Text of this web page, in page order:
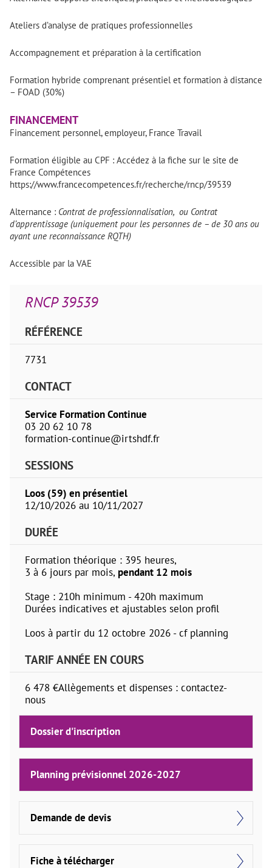
Ateliers d’analyse de pratiques professionnelles
Accompagnement et préparation à la certification
Formation hybride comprenant présentiel et formation à distance
– FOAD (30%)
FINANCEMENT
Financement personnel, employeur, France Travail
Formation éligible au CPF : Accédez à la fiche sur le site de
France Compétences
https://www.francecompetences.fr/recherche/rncp/39539
Alternance : Contrat de professionnalisation, ou Contrat
d’apprentissage (uniquement pour les personnes de – de 30 ans ou
ayant une reconnaissance RQTH)
Accessible par la VAE
RNCP 39539
RÉFÉRENCE
7731
CONTACT
Service Formation Continue
03 20 62 10 78
formation-continue@irtshdf.fr
SESSIONS
Loos (59) en présentiel
12/10/2026 au 10/11/2027
DURÉE
Formation théorique : 395 heures,
3 à 6 jours par mois, pendant 12 mois
Stage : 210h minimum - 420h maximum
Durées indicatives et ajustables selon profil
Loos à partir du 12 octobre 2026 - cf planning
TARIF ANNÉE EN COURS
6 478 €Allègements et dispenses : contactez-
nous
Dossier d'inscription
Planning prévisionnel 2026-2027
Demande de devis
Fiche à télécharger